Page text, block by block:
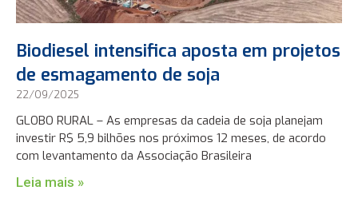
Biodiesel intensifica aposta em projetos
de esmagamento de soja
22/09/2025
GLOBO RURAL – As empresas da cadeia de soja planejam
investir R$ 5,9 bilhões nos próximos 12 meses, de acordo
com levantamento da Associação Brasileira
Leia mais »